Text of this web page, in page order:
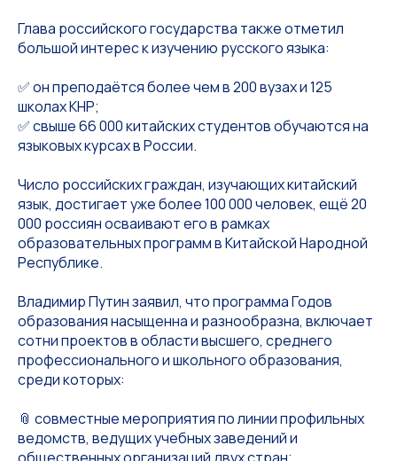
Глава российского государства также отметил
большой интерес к изучению русского языка:
✅ он преподаётся более чем в 200 вузах и 125
школах КНР;
✅ свыше 66 000 китайских студентов обучаются на
языковых курсах в России.
Число российских граждан, изучающих китайский
язык, достигает уже более 100 000 человек, ещё 20
000 россиян осваивают его в рамках
образовательных программ в Китайской Народной
Республике.
Владимир Путин заявил, что программа Годов
образования насыщенна и разнообразна, включает
сотни проектов в области высшего, среднего
профессионального и школьного образования,
среди которых:
📎 совместные мероприятия по линии профильных
ведомств, ведущих учебных заведений и
общественных организаций двух стран;